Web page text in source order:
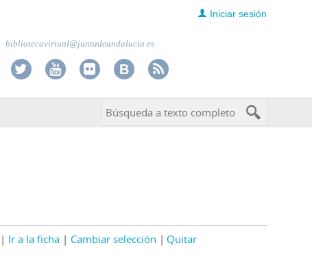
Iniciar sesión
bibliotecavirtual@juntadeandalucia.es
Ir a la ficha Cambiar selección Quitar